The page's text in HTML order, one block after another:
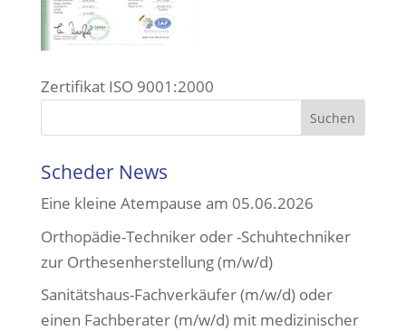
Zertifikat ISO 9001:2000
Scheder News
Eine kleine Atempause am 05.06.2026
Orthopädie-Techniker oder -Schuhtechniker
zur Orthesenherstellung (m/w/d)
Sanitätshaus-Fachverkäufer (m/w/d) oder
einen Fachberater (m/w/d) mit medizinischer